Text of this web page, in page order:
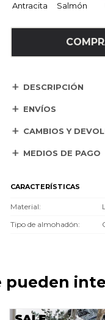
Antracita Salmón
DESCRIPCIÓN
ENVÍOS
CAMBIOS Y
MEDIOS DE PAGO
CARACTERÍSTICAS
Material
Tipo de almohadón
pueden